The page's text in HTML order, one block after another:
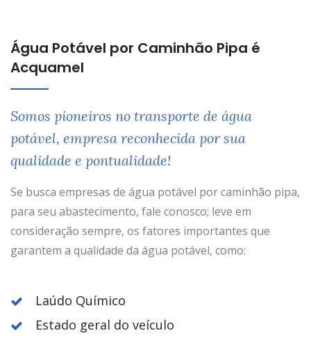
Água Potável por Caminhão Pipa é
Acquamel
Somos pioneiros no transporte de água
potável, empresa reconhecida por sua
qualidade e pontualidade!
Se busca empresas de água potável por caminhão pipa,
para seu abastecimento, fale conosco; leve em
consideração sempre, os fatores importantes que
garantem a qualidade da água potável, como:
Laúdo Químico
Estado geral do veículo